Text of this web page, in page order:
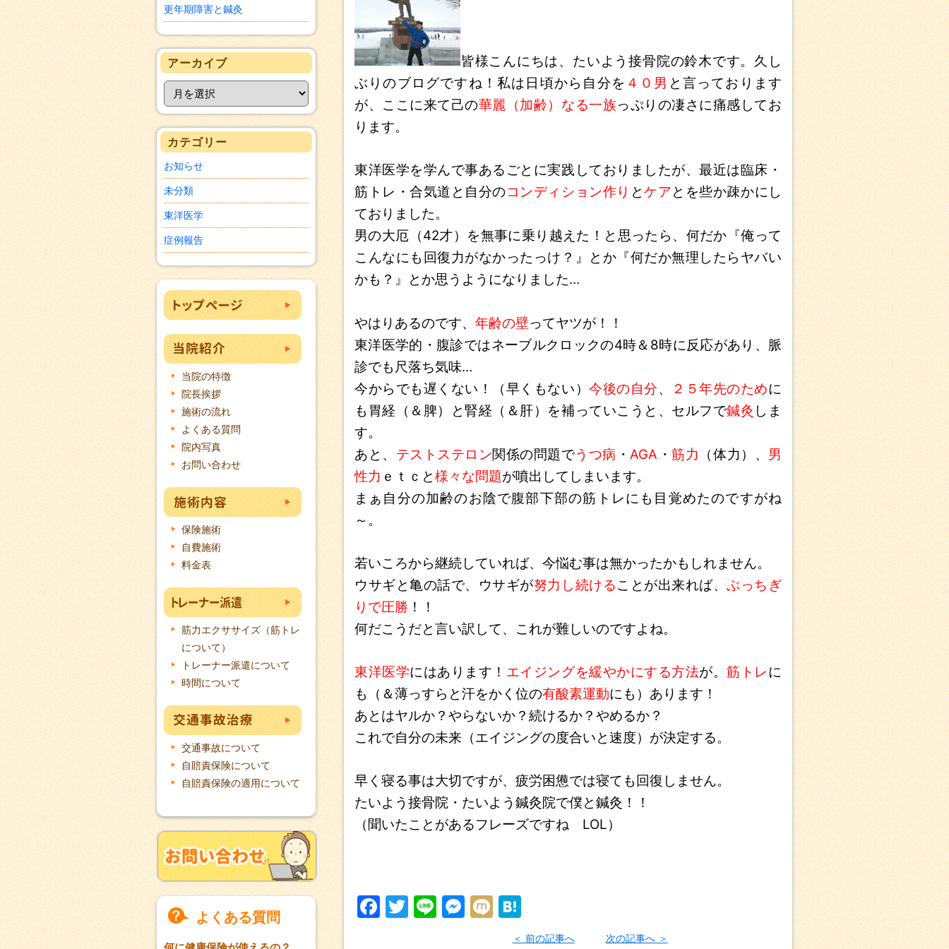
更年期障害と鍼灸
アーカイブ
カテゴリー
お知らせ
未分類
東洋医学
症例報告
当院の特徴
院長挨拶
施術の流れ
よくある質問
院内写真
お問い合わせ
保険施術
自費施術
料金表
筋力エクササイズ（筋トレ
について）
トレーナー派遣について
時間について
交通事故について
自賠責保険について
自賠責保険の適用について
よくある質問
皆様こんにちは、たいよう接骨院の鈴木です。久し
ぶりのブログですね！私は日頃から自分を ４０男 と言っております
が、ここに来て己の華麗（加齢）なる一族っぷりの凄さに痛感してお
ります。
東洋医学を学んで事あるごとに実践しておりましたが、最近は臨床・
筋トレ・合気道と自分のコンディション作り とケアとを些か疎かにし
ておりました。
男の大厄（42才）を無事に乗り越えた！と思ったら、何だか『俺って
こんなにも回復力がなかったっけ？』とか『何だか無理したらヤバい
かも？』とか思うようになりました…
やはりあるのです、 年齢の壁ってヤツが！！
東洋医学的・腹診ではネーブルクロックの4時＆8時に反応があり、脈
診でも尺落ち気味…
今からでも遅くない！（早くもない）今後の自分、 ２５年先のために
も胃経（＆脾）と腎経（＆肝）を補っていこうと、セルフで鍼灸 しま
す。
あと、 テストステロン関係の問題でうつ病 ・AGA ・筋力 （体力）、 男
性力 ｅｔｃと様々な問題が噴出してしまいます。
まぁ自分の加齢のお陰で腹部下部の筋トレにも目覚めたのですがね
～。
若いころから継続していれば、今悩む事は無かったかもしれません。
ウサギと亀の話で、ウサギが努力し続けることが出来れば、ぶっちぎ
りで圧勝 ！！
何だこうだと言い訳して、これが難しいのですよね。
東洋医学にはあります！ エイジングを緩やかにする方法が。筋トレに
も（＆薄っすらと汗をかく位の有酸素運動にも）あります！
あとはヤルか？やらないか？続けるか？やめるか？
これで自分の未来（エイジングの度合いと速度）が決定する。
早く寝る事は大切ですが、疲労困憊では寝ても回復しません。
たいよう接骨院・たいよう鍼灸院で僕と鍼灸！！
（聞いたことがあるフレーズですね LOL）
F
T
Li M M
at
前の記事へ 次の記事へ